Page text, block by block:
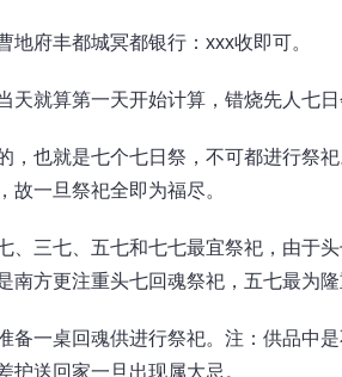
地府丰都城冥都银行：xxx收即可。
天就算第一天开始计算，错烧先人七
，也就是七个七日祭，不可都进行祭
故一旦祭祀全即为福尽。
、三七、五七和七七最宜祭祀，由于
南方更注重头七回魂祭祀，五七最为隆
备一桌回魂供进行祭祀。注：供品中
护送回家一旦出现属大忌。